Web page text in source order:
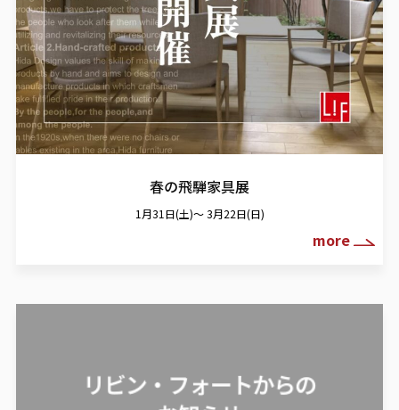
春の飛騨家具展
1月31日(土)～ 3月22日(日)
more